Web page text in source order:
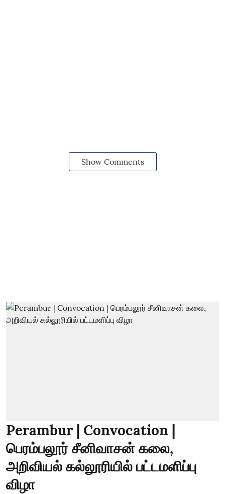
Show Comments
Perambur | Convocation |
பெரம்பலூர் சீனிவாசன் கலை,
அறிவியல் கல்லூரியில் பட்டமளிப்பு
விழா